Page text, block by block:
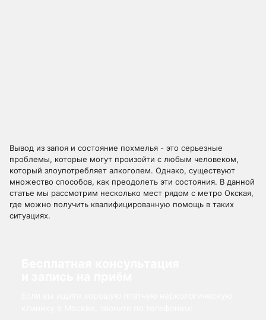
Вывод из запоя и состояние похмелья - это серьезные
проблемы, которые могут произойти с любым человеком,
который злоупотребляет алкоголем. Однако, существуют
множество способов, как преодолеть эти состояния. В данной
статье мы рассмотрим несколько мест рядом с метро Окская,
где можно получить квалифицированную помощь в таких
ситуациях.